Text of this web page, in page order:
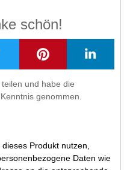
schön!
und habe die
genommen.
Produkt nutzen,
Daten wie